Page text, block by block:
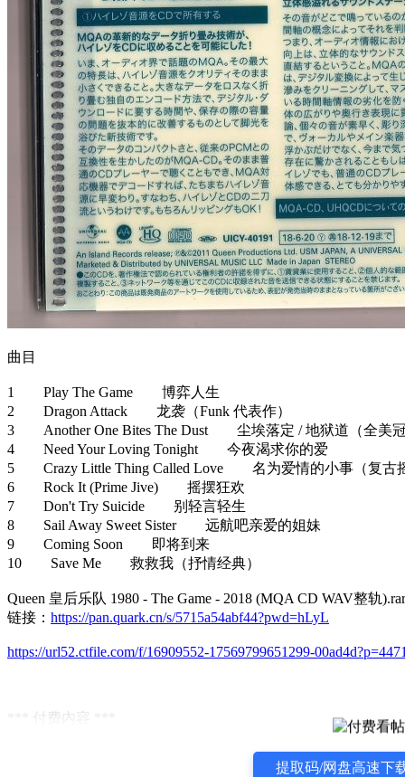
曲目
1 Play The Game 博弈人生
2 Dragon Attack 龙袭（Funk 代表作）
3 Another One Bites The Dust 尘埃落定 / 地狱道（全美
4 Need Your Loving Tonight 今夜渴求你的爱
5 Crazy Little Thing Called Love 名为爱情的小事（复古
6 Rock It (Prime Jive) 摇摆狂欢
7 Don't Try Suicide 别轻言轻生
8 Sail Away Sweet Sister 远航吧亲爱的姐妹
9 Coming Soon 即将到来
10 Save Me 救救我（抒情经典）
Queen 皇后乐队 1980 - The Game - 2018 (MQA CD WAV整轨).rar
链接： https://pan.quark.cn/s/5715a54abf44?pwd=hLyL
https://url52.ctfile.com/f/16909552-17569799651299-
*** 付费内容 ***
提取码/网盘高速下